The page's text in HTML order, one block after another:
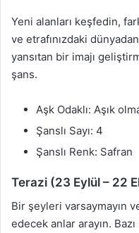
Yeni alanları keşfedin,
ve etrafınızdaki
yansıtan bir imajı
şans.
Aşk Odaklı: Aşık
Şanslı Sayı: 4
Şanslı Renk: Safran
Terazi (23 Eylül – 22
Bir şeyleri varsaymayın
edecek anlar arayın.